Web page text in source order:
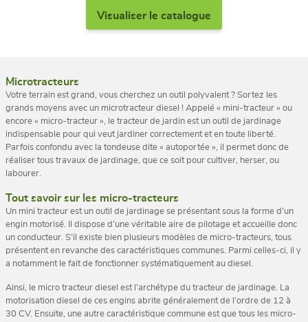
Microtracteurs
Votre terrain est grand, vous cherchez un outil polyvalent ? Sortez les
grands moyens avec un microtracteur diesel ! Appelé « mini-tracteur » ou
encore « micro-tracteur », le tracteur de jardin est un outil de jardinage
indispensable pour qui veut jardiner correctement et en toute liberté.
Parfois confondu avec la tondeuse dite « autoportée », il permet donc de
réaliser tous travaux de jardinage, que ce soit pour cultiver, herser, ou
labourer.
Tout savoir sur les micro-tracteurs
Un mini tracteur est un outil de jardinage se présentant sous la forme d’un
engin motorisé. Il dispose d’une véritable aire de pilotage et accueille donc
un conducteur. S’il existe bien plusieurs modèles de micro-tracteurs, tous
présentent en revanche des caractéristiques communes. Parmi celles-ci, il y
a notamment le fait de fonctionner systématiquement au diesel.
Ainsi, le micro tracteur diesel est l’archétype du tracteur de jardinage. La
motorisation diesel de ces engins abrite généralement de l’ordre de 12 à
30 CV. Ensuite, une autre caractéristique commune est que tous les micro-
Visualiser le catalogue